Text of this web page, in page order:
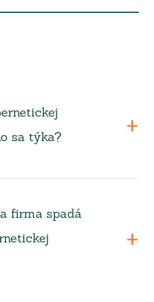
sa týka?
firma spadá